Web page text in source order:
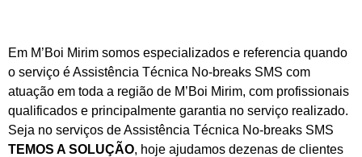
Em M’Boi Mirim somos especializados e referencia quando
o serviço é Assistência Técnica No-breaks SMS com
atuação em toda a região de M’Boi Mirim, com profissionais
qualificados e principalmente garantia no serviço realizado.
Seja no serviços de Assistência Técnica No-breaks SMS
TEMOS A SOLUÇÃO, hoje ajudamos dezenas de clientes